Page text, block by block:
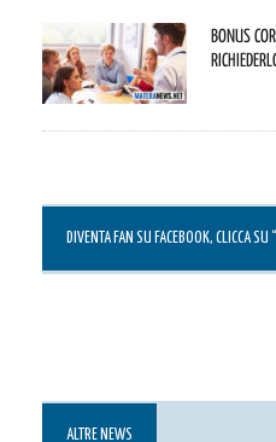
Bonus
DIVENTA FAN SU FACEBOOK, CLICCA SU
ALTRE NEWS